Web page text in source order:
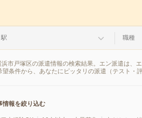
職種
浜市戸塚区の派遣情報の検索結果。エン派遣は、
条件から、あなたにピッタリの派遣（テスト・
情報を絞り込む